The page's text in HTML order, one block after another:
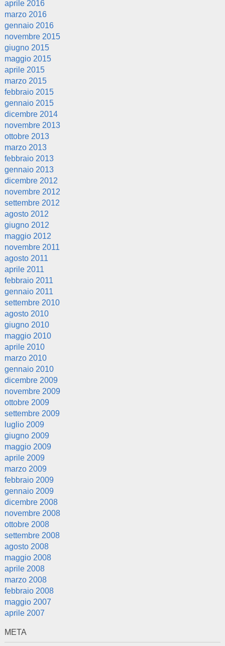
aprile 2016
marzo 2016
gennaio 2016
novembre 2015
giugno 2015
maggio 2015
aprile 2015
marzo 2015
febbraio 2015
gennaio 2015
dicembre 2014
novembre 2013
ottobre 2013
marzo 2013
febbraio 2013
gennaio 2013
dicembre 2012
novembre 2012
settembre 2012
agosto 2012
giugno 2012
maggio 2012
novembre 2011
agosto 2011
aprile 2011
febbraio 2011
gennaio 2011
settembre 2010
agosto 2010
giugno 2010
maggio 2010
aprile 2010
marzo 2010
gennaio 2010
dicembre 2009
novembre 2009
ottobre 2009
settembre 2009
luglio 2009
giugno 2009
maggio 2009
aprile 2009
marzo 2009
febbraio 2009
gennaio 2009
dicembre 2008
novembre 2008
ottobre 2008
settembre 2008
agosto 2008
maggio 2008
aprile 2008
marzo 2008
febbraio 2008
maggio 2007
aprile 2007
META